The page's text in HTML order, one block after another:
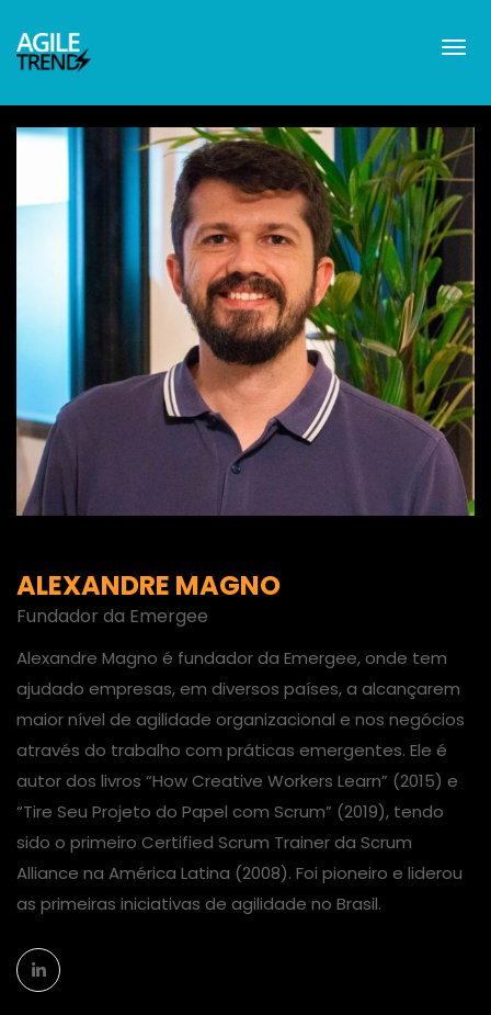
ALEXANDRE MAGNO
Fundador da Emergee
Alexandre Magno é fundador da Emergee, onde tem
ajudado empresas, em diversos países, a alcançarem
maior nível de agilidade organizacional e nos negócios
através do trabalho com práticas emergentes. Ele é
autor dos livros “How Creative Workers Learn” (2015) e
“Tire Seu Projeto do Papel com Scrum” (2019), tendo
sido o primeiro Certified Scrum Trainer da Scrum
Alliance na América Latina (2008). Foi pioneiro e liderou
as primeiras iniciativas de agilidade no Brasil.